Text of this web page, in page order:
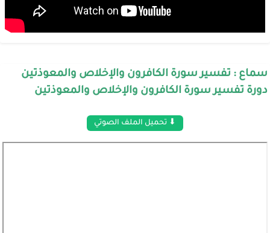
سماع : تفسير سورة الكافرون والإخلاص والمعوذتين
دورة تفسير سورة الكافرون والإخلاص والمعوذتين
⬇ تحميل الملف الصوتي